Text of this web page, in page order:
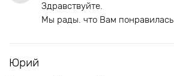
Здравствуйте.
Мы рады. что Вам понравилась
Юрий